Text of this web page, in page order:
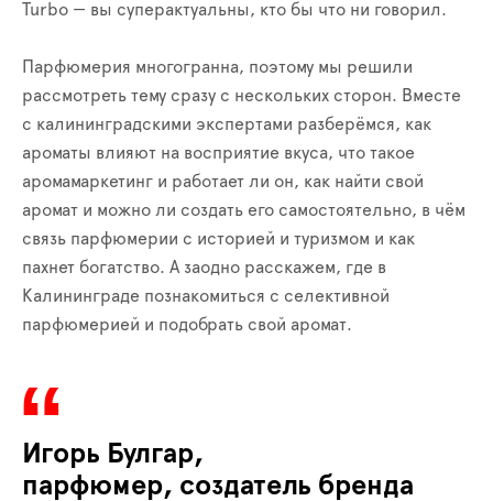
Turbo — вы суперактуальны, кто бы что ни говорил.
Парфюмерия многогранна, поэтому мы решили
рассмотреть тему сразу с нескольких сторон. Вместе
с калининградскими экспертами разберёмся, как
ароматы влияют на восприятие вкуса, что такое
аромамаркетинг и работает ли он, как найти свой
аромат и можно ли создать его самостоятельно, в чём
связь парфюмерии с историей и туризмом и как
пахнет богатство. А заодно расскажем, где в
Калининграде познакомиться с селективной
парфюмерией и подобрать свой аромат.
Игорь Булгар,
парфюмер, создатель бренда